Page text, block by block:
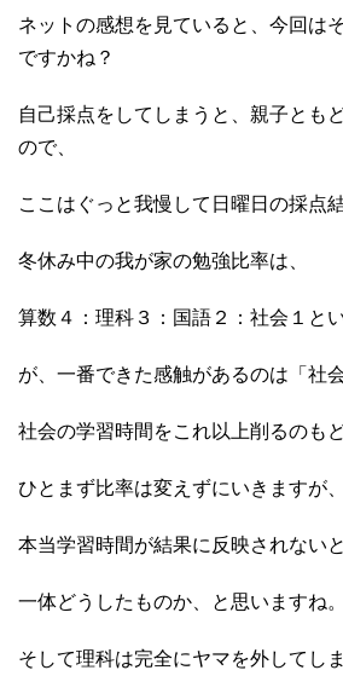
ネットの感想を見ていると、今回は
ですかね？
自己採点をしてしまうと、親子とも
ので、
ここはぐっと我慢して日曜日の採点
冬休み中の我が家の勉強比率は、
算数４：理科３：国語２：社会１と
が、一番できた感触があるのは「社
社会の学習時間をこれ以上削るのも
ひとまず比率は変えずにいきますが、
本当学習時間が結果に反映されない
一体どうしたものか、と思いますね。
そして理科は完全にヤマを外してし